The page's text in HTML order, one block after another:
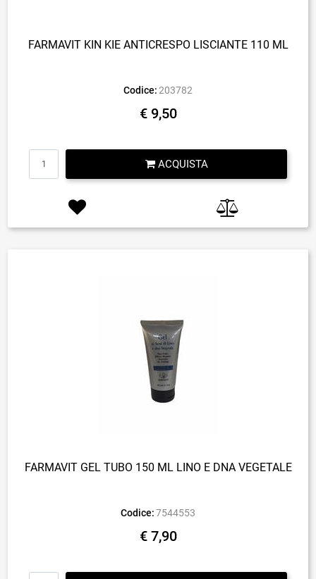
FARMAVIT KIN KIE ANTICRESPO LISCIANTE 110 ML
Codice: 203782
€ 9,50
ACQUISTA
FARMAVIT GEL TUBO 150 ML LINO E DNA VEGETALE
Codice: 7544553
€ 7,90